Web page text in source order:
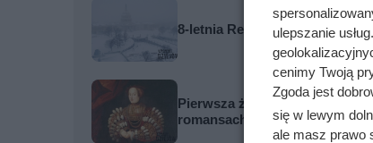
8-letnia Relisha zapadła się
Pierwsza żona miała 11
romansach
ulepszanie
cenimy Twoją
Zgoda jest
się w lewym
ale masz prawo